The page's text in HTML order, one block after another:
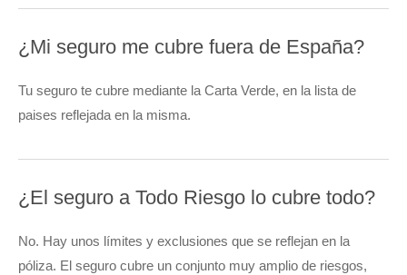
¿Mi seguro me cubre fuera de España?
Tu seguro te cubre mediante la Carta Verde, en la lista de
paises reflejada en la misma.
¿El seguro a Todo Riesgo lo cubre todo?
No. Hay unos límites y exclusiones que se reflejan en la
póliza. El seguro cubre un conjunto muy amplio de riesgos,